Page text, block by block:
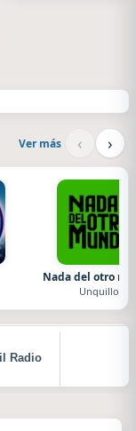
Ver más ‹ ›
Nada del otro
Unquillo
Radio